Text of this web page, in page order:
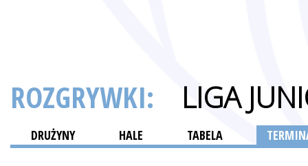
ROZGRYWKI: LIGA
DRUŻYNY HALE TABELA